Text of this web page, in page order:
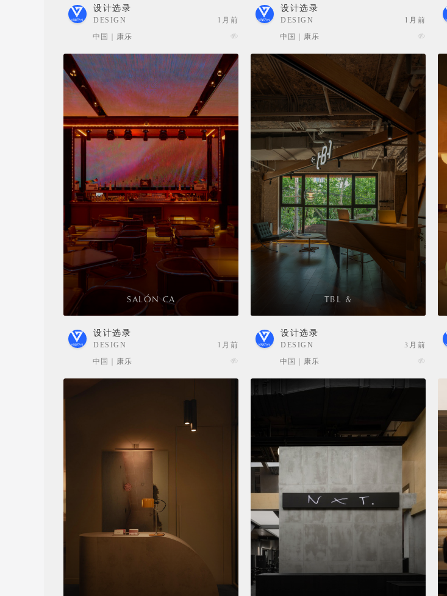
设计选录
DESIGN
1月前
中国 | 康乐
设计选录
DESIGN
1月前
中国 | 康乐
SALÓN CA
设计选录
DESIGN
1月前
中国 | 康乐
TBL &
设计选录
DESIGN
3月前
中国 | 康乐